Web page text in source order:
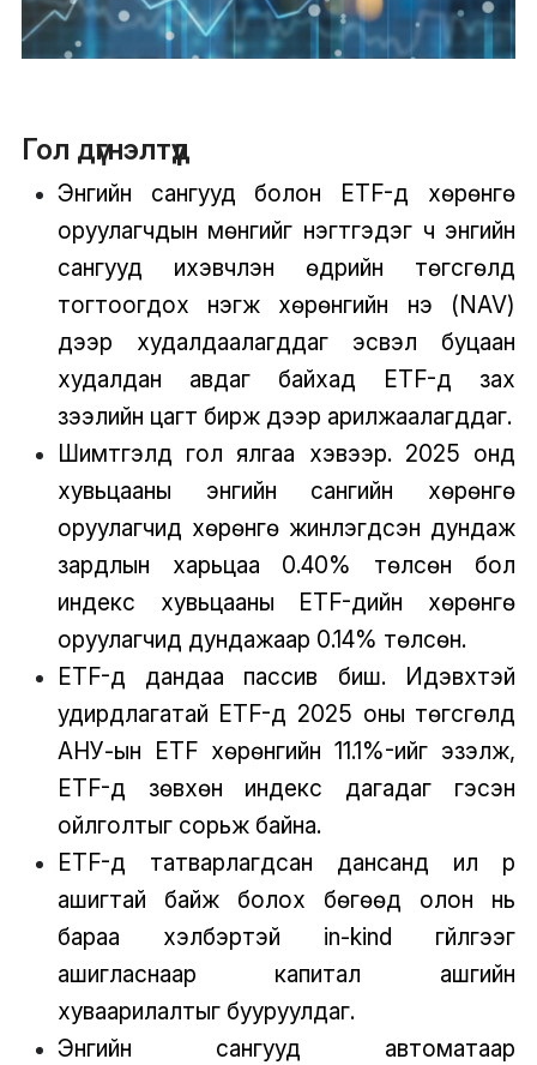
Гол дүгнэлтүүд
Энгийн сангууд болон ETF-үүд хөрөнгө
оруулагчдын мөнгийг нэгтгэдэг ч энгийн
сангууд ихэвчлэн өдрийн төгсгөлд
тогтоогдох нэгж хөрөнгийн үнэ (NAV)
дээр худалдаалагддаг эсвэл буцаан
худалдан авдаг байхад ETF-үүд зах
зээлийн цагт бирж дээр арилжаалагддаг.
Шимтгэлүүд гол ялгаа хэвээр. 2025 онд
хувьцааны энгийн сангийн хөрөнгө
оруулагчид хөрөнгө жинлэгдсэн дундаж
зардлын харьцаа 0.40% төлсөн бол
индекс хувьцааны ETF-үүдийн хөрөнгө
оруулагчид дундажаар 0.14% төлсөн.
ETF-үүд дандаа пассив биш. Идэвхтэй
удирдлагатай ETF-үүд 2025 оны төгсгөлд
АНУ-ын ETF хөрөнгийн 11.1%-ийг эзэлж,
ETF-үүд зөвхөн индекс дагадаг гэсэн
ойлголтыг сорьж байна.
ETF-үүд татварлагдсан дансанд илүү үр
ашигтай байж болох бөгөөд олон нь
бараа хэлбэртэй in-kind гүйлгээг
ашигласнаар капитал ашгийн
хуваарилалтыг бууруулдаг.
Энгийн сангууд автоматаар